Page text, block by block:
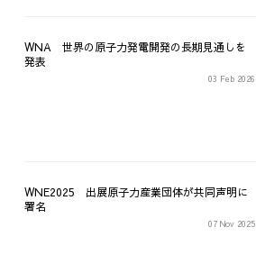
WNA 世界の原子力発電開発の長期見通しを
発表
03 Feb 2026
WNE2025 出展原子力産業団体が共同声明に
署名
07 Nov 2025